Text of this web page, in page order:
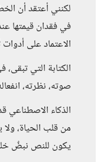
لكنني أعتقد أن
في فقدان قيمتها
الاعتماد على
الكتابة التي
صوته، نظرته،
الذكاء الاصطناعي
من قلب الحياة،
يكون للنص نبضٌ